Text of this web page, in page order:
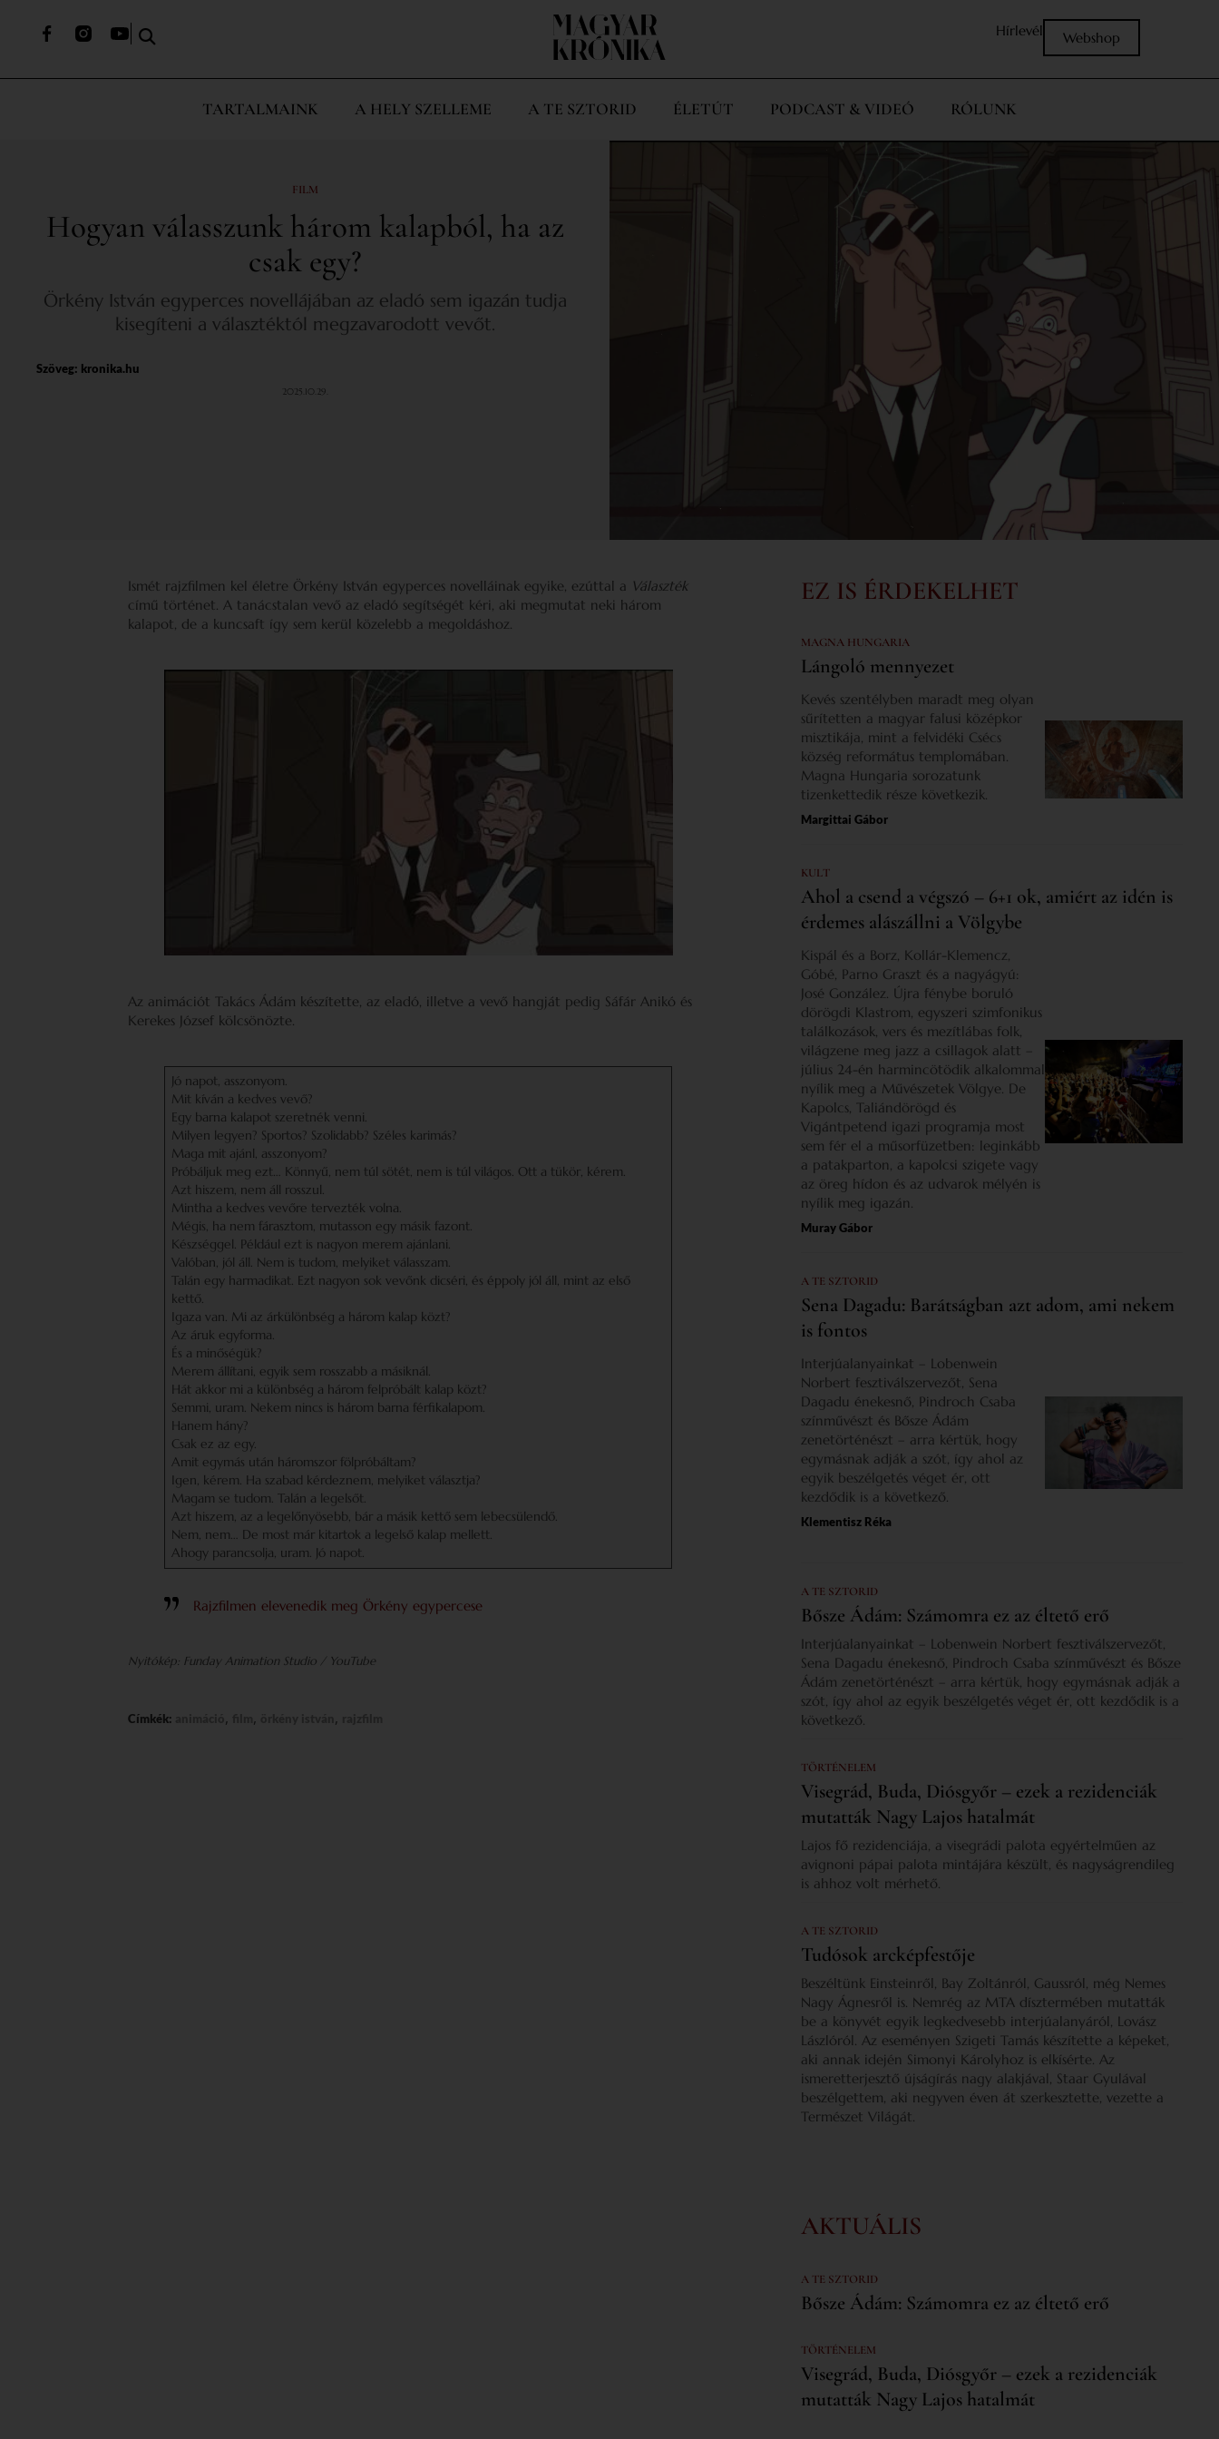
Hírlevél Webshop
TARTALMAINK A HELY SZELLEME A TE SZTORID ÉLETÚT PODCAST & VIDEÓ RÓLUNK
FILM
Hogyan válasszunk három kalapból, ha az
csak egy?
Örkény István egyperces novellájában az eladó sem igazán tudja
kisegíteni a választéktól megzavarodott vevőt.
Szöveg: kronika.hu
2025.10.29.
Ismét rajzfilmen kel életre Örkény István egyperces novelláinak egyike, ezúttal a Választék
című történet. A tanácstalan vevő az eladó segítségét kéri, aki megmutat neki három
kalapot, de a kuncsaft így sem kerül közelebb a megoldáshoz.
Az animációt Takács Ádám készítette, az eladó, illetve a vevő hangját pedig Sáfár Anikó és
Kerekes József kölcsönözte.
Jó napot, asszonyom.
Mit kíván a kedves vevő?
Egy barna kalapot szeretnék venni.
Milyen legyen? Sportos? Szolidabb? Széles karimás?
Maga mit ajánl, asszonyom?
Próbáljuk meg ezt… Könnyű, nem túl sötét, nem is túl világos. Ott a tükör, kérem.
Azt hiszem, nem áll rosszul.
Mintha a kedves vevőre tervezték volna.
Mégis, ha nem fárasztom, mutasson egy másik fazont.
Készséggel. Például ezt is nagyon merem ajánlani.
Valóban, jól áll. Nem is tudom, melyiket válasszam.
Talán egy harmadikat. Ezt nagyon sok vevőnk dicséri, és éppoly jól áll, mint az első
kettő.
Igaza van. Mi az árkülönbség a három kalap közt?
Az áruk egyforma.
És a minőségük?
Merem állítani, egyik sem rosszabb a másiknál.
Hát akkor mi a különbség a három felpróbált kalap közt?
Semmi, uram. Nekem nincs is három barna férfikalapom.
Hanem hány?
Csak ez az egy.
Amit egymás után háromszor fölpróbáltam?
Igen, kérem. Ha szabad kérdeznem, melyiket választja?
Magam se tudom. Talán a legelsőt.
Azt hiszem, az a legelőnyösebb, bár a másik kettő sem lebecsülendő.
Nem, nem… De most már kitartok a legelső kalap mellett.
Ahogy parancsolja, uram. Jó napot.
Rajzfilmen elevenedik meg Örkény egypercese
Nyitókép: Funday Animation Studio / YouTube
Címkék: , , ,
EZ IS ÉRDEKELHET
MAGNA HUNGARIA
Lángoló mennyezet
Kevés szentélyben maradt meg olyan
sűrítetten a magyar falusi középkor
misztikája, mint a felvidéki Csécs
község református templomában.
Magna Hungaria sorozatunk
tizenkettedik része következik.
Margittai Gábor
KULT
Ahol a csend a végszó – 6+1 ok, amiért az idén is
érdemes alászállni a Völgybe
Kispál és a Borz, Kollár-Klemencz,
Góbé, Parno Graszt és a nagyágyú:
José González. Újra fénybe boruló
dörögdi Klastrom, egyszeri szimfonikus
találkozások, vers és mezítlábas folk,
világzene meg jazz a csillagok alatt –
július 24-én harmincötödik alkalommal
nyílik meg a Művészetek Völgye. De
Kapolcs, Taliándörögd és
Vigántpetend igazi programja most
sem fér el a műsorfüzetben: leginkább
a patakparton, a kapolcsi szigete vagy
az öreg hídon és az udvarok mélyén is
nyílik meg igazán.
Muray Gábor
A TE SZTORID
Sena Dagadu: Barátságban azt adom, ami nekem
is fontos
Interjúalanyainkat – Lobenwein
Norbert fesztiválszervezőt, Sena
Dagadu énekesnő, Pindroch Csaba
színművészt és Bősze Ádám
zenetörténészt – arra kértük, hogy
egymásnak adják a szót, így ahol az
egyik beszélgetés véget ér, ott
kezdődik is a következő.
Klementisz Réka
A TE SZTORID
Bősze Ádám: Számomra ez az éltető erő
Interjúalanyainkat – Lobenwein Norbert fesztiválszervezőt,
Sena Dagadu énekesnő, Pindroch Csaba színművészt és Bősze
Ádám zenetörténészt – arra kértük, hogy egymásnak adják a
szót, így ahol az egyik beszélgetés véget ér, ott kezdődik is a
következő.
TÖRTÉNELEM
Visegrád, Buda, Diósgyőr – ezek a rezidenciák
mutatták Nagy Lajos hatalmát
Lajos fő rezidenciája, a visegrádi palota egyértelműen az
avignoni pápai palota mintájára készült, és nagyságrendileg
is ahhoz volt mérhető.
A TE SZTORID
Tudósok arcképfestője
Beszéltünk Einsteinről, Bay Zoltánról, Gaussról, még Nemes
Nagy Ágnesről is. Nemrég az MTA dísztermében mutatták
be a könyvét egyik legkedvesebb interjúalanyáról, Lovász
Lászlóról. Az eseményen Szigeti Tamás készítette a képeket,
aki annak idején Simonyi Károlyhoz is elkísérte. Az
ismeretterjesztő újságírás nagy alakjával, Staar Gyulával
beszélgettem, aki negyven éven át szerkesztette, vezette a
Természet Világát.
AKTUÁLIS
A TE SZTORID
Bősze Ádám: Számomra ez az éltető erő
TÖRTÉNELEM
Visegrád, Buda, Diósgyőr – ezek a rezidenciák
mutatták Nagy Lajos hatalmát